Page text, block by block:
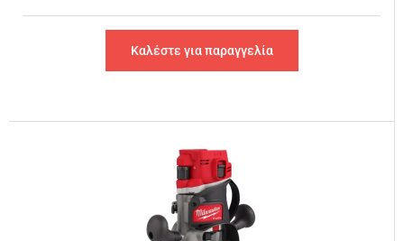
Καλέστε για παραγγελία